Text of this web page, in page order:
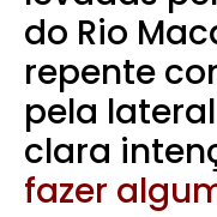
do Rio
repente
pela
clara
fazer